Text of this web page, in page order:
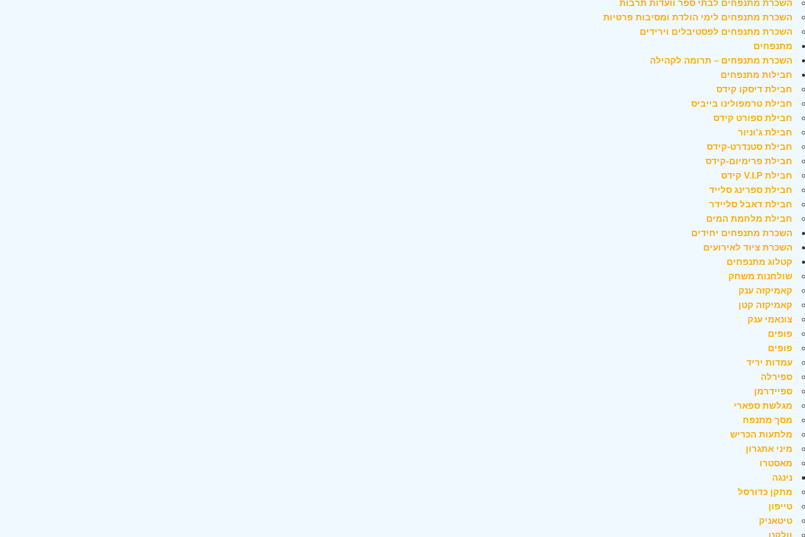
השכרת מתנפחים לבתי ספר וועדות תרבות
השכרת מתנפחים לימי הולדת ומסיבות פרטיות
השכרת מתנפחים לפסטיבלים וירידים
מתנפחים
השכרת מתנפחים – תרומה לקהילה
חבילות מתנפחים
חבילת דיסקו קידס
חבילת טרמפולינו בייביס
חבילת ספורט קידס
חבילת ג'וניור
חבילת סטנדרט-קידס
חבילת פרימיום-קידס
חבילת V.I.P קידס
חבילת ספרינג סלייד
חבילת דאבל סליידר
חבילת מלחמת המים
השכרת מתנפחים יחידים
השכרת ציוד לאירועים
קטלוג מתנפחים
שולחנות משחק
קאמיקזה ענק
קאמיקזה קטן
צונאמי ענק
פופים
פופים
עמדות יריד
ספירלה
ספיידרמן
מגלשת ספארי
מסך מתנפח
מלתעות הכריש
מיני אתגרון
מאסטרו
נינגה
מתקן כדורסל
טייפון
טיטאניק
וולקנו